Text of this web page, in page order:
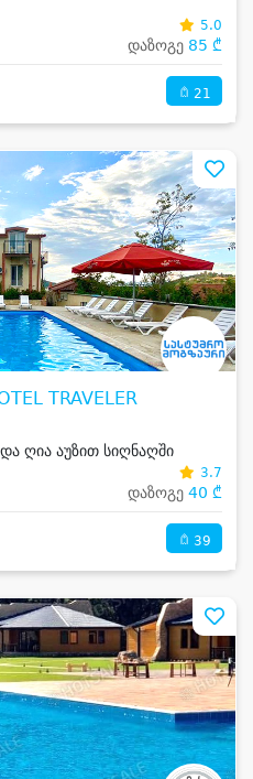
5.0
დაზოგე 85 ₾
21
TRAVELER
ღია აუზით სიღნაღში
3.7
დაზოგე 40 ₾
39